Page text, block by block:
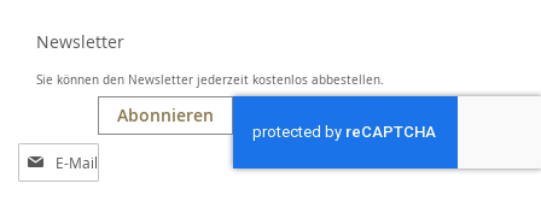
Newsletter
Sie können den Newsletter jederzeit kostenlos abbestellen.
Anmeldung
zum
Abonnieren